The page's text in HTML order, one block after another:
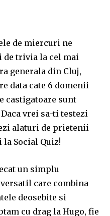
11,243
Cititori
de miercuri ne
trivia la cel mai
generala din Cluj,
data cate 6 domenii
castigatoare sunt
vrei sa-ti testezi
alaturi de prietenii
Social Quiz!
un simplu
care combina
deosebite si
cu drag la Hugo, fie